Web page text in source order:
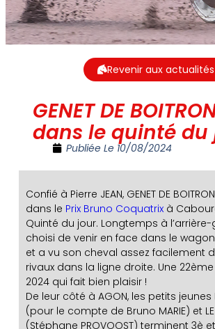
Revenir aux actualités
GENET DE
dans le quinté du
Publiée Le 10/08/2024
Confié à Pierre JEAN, GENET DE
dans le Prix Bruno Coquatrixà
Quinté du jour. Longtemps à l’arrière-
choisi de venir en face dans le wagon
et a vu son cheval assez facilement
rivaux dans la ligne droite. Une
2024 qui fait bien plaisir !
De leur côté à AGON, les petits jeunes
(pour le compte de Bruno MARIE) et LE
(Stéphane PROVOOST) terminent 3è